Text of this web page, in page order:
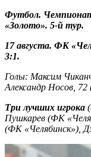
Футбол.
«Золото». 5-й тур.
17 августа. ФК
3:1.
Голы: Максим
Александр Носов,
Три лучших игрока
Пушкарев (ФК
(ФК «Челябинск»),